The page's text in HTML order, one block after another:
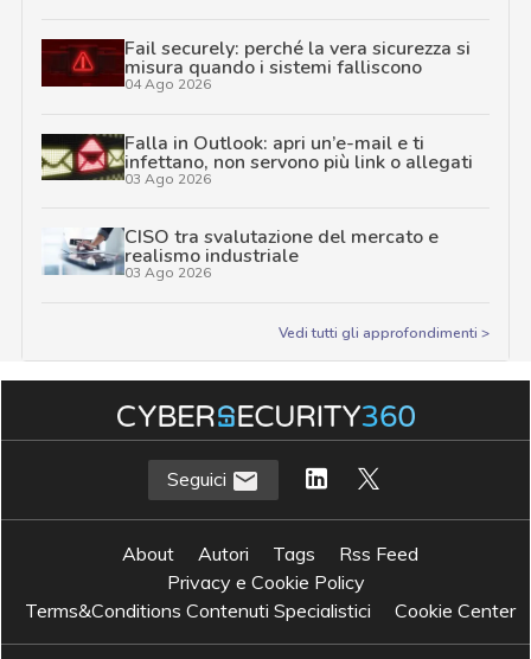
Fail securely: perché la vera sicurezza si
misura quando i sistemi falliscono
04 Ago 2026
Falla in Outlook: apri un’e-mail e ti
infettano, non servono più link o allegati
03 Ago 2026
CISO tra svalutazione del mercato e
realismo industriale
03 Ago 2026
Vedi tutti gli approfondimenti >
Seguici
About Autori Tags
Rss Feed
Privacy e Cookie Policy
Terms&Conditions Contenuti Specialistici
Cookie Center